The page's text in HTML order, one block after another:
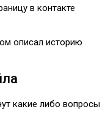
в контакте
описал историю
какие либо вопросы